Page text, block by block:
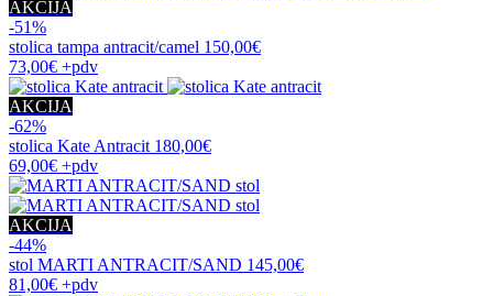
AKCIJA
-51%
stolica tampa antracit/camel 150,00€
73,00€ +pdv
AKCIJA
-62%
stolica Kate Antracit 180,00€
69,00€ +pdv
AKCIJA
-44%
stol MARTI ANTRACIT/SAND 145,00€
81,00€ +pdv